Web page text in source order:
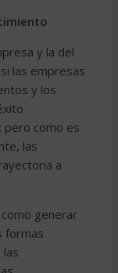
y la del
las empresas
y los
pero como es
las
a
generar
formas